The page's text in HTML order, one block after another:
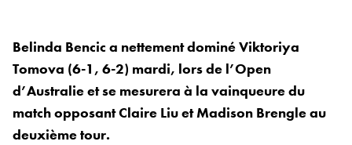
Belinda Bencic a nettement dominé Viktoriya
Tomova (6-1, 6-2) mardi, lors de l’Open
d’Australie et se mesurera à la vainqueure du
match opposant Claire Liu et Madison Brengle au
deuxième tour.